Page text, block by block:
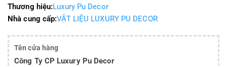
Thương hiệu:Luxury Pu Decor
Nhà cung cấp:VẬT LIỆU LUXURY PU DECOR
Tên cửa hàng
Công Ty CP Luxury Pu Decor